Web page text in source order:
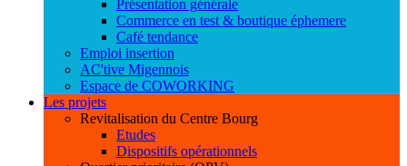
Présentation générale
Commerce en test & boutique éphemere
Café tendance
Emploi insertion
AC'tive Migennois
Espace de COWORKING
Les projets
Revitalisation du Centre Bourg
Etudes
Dispositifs opérationnels